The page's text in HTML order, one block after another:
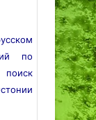
по
поиск